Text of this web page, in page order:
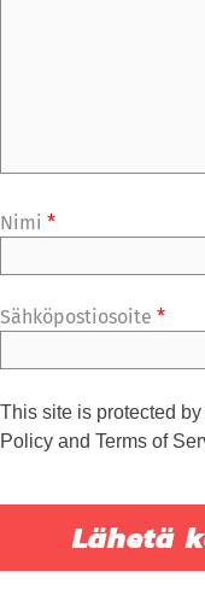
Nimi *
Sähköpostiosoite *
This site is protected
Policy and Terms of